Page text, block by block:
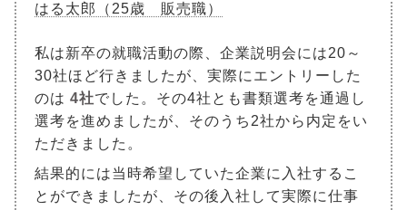
はる太郎（25歳 販売職）
私は新卒の就職活動の際、企業説明会には20～
30社ほど行きましたが、実際にエントリーした
のは 4社でした。その4社とも書類選考を通過し
選考を進めましたが、そのうち2社から内定をい
ただきました。
結果的には当時希望していた企業に入社するこ
とができましたが、その後入社して実際に仕事